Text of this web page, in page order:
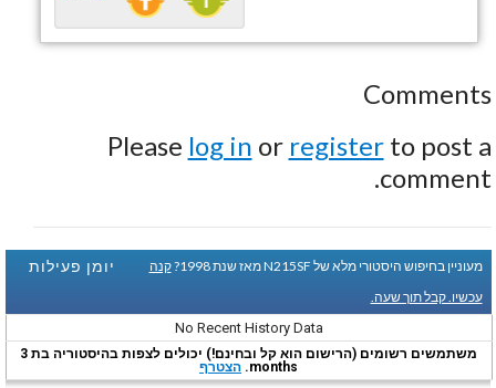
Comments
Please log in or registerto post a
comment.
יומן פעילות מעוניין בחיפוש היסטורי מלא של N215SF מאז שנת 1998?
קנה
עכשיו. קבל תוך שעה.
No Recent History Data
משתמשים רשומים (הרישום הוא קל ובחינם!) יכולים לצפות בהיסטוריה בת 3
months. הצטרף